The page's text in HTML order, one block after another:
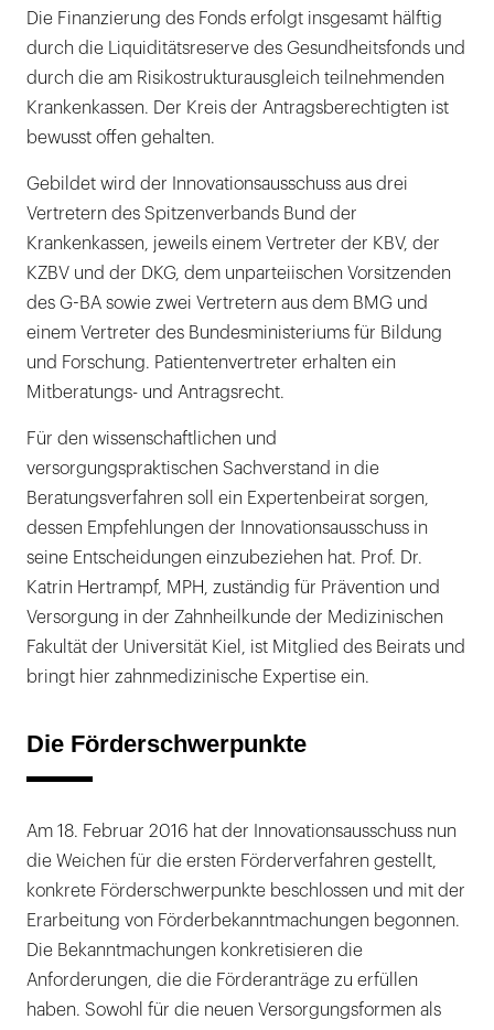
Die Finanzierung des Fonds erfolgt insgesamt hälftig
durch die Liquiditätsreserve des Gesundheitsfonds und
durch die am Risikostrukturausgleich teilnehmenden
Krankenkassen. Der Kreis der Antragsberechtigten ist
bewusst offen gehalten.
Gebildet wird der Innovationsausschuss aus drei
Vertretern des Spitzenverbands Bund der
Krankenkassen, jeweils einem Vertreter der KBV, der
KZBV und der DKG, dem unparteiischen Vorsitzenden
des G-BA sowie zwei Vertretern aus dem BMG und
einem Vertreter des Bundesministeriums für Bildung
und Forschung. Patientenvertreter erhalten ein
Mitberatungs- und Antragsrecht.
Für den wissenschaftlichen und
versorgungspraktischen Sachverstand in die
Beratungsverfahren soll ein Expertenbeirat sorgen,
dessen Empfehlungen der Innovationsausschuss in
seine Entscheidungen einzubeziehen hat. Prof. Dr.
Katrin Hertrampf, MPH, zuständig für Prävention und
Versorgung in der Zahnheilkunde der Medizinischen
Fakultät der Universität Kiel, ist Mitglied des Beirats und
bringt hier zahnmedizinische Expertise ein.
Die Förderschwerpunkte
Am 18. Februar 2016 hat der Innovationsausschuss nun
die Weichen für die ersten Förderverfahren gestellt,
konkrete Förderschwerpunkte beschlossen und mit der
Erarbeitung von Förderbekanntmachungen begonnen.
Die Bekanntmachungen konkretisieren die
Anforderungen, die die Förderanträge zu erfüllen
haben. Sowohl für die neuen Versorgungsformen als